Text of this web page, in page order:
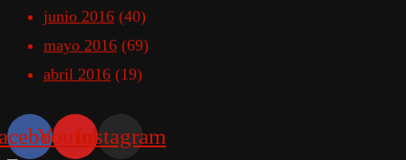
junio 2016 (40)
mayo 2016 (69)
abril 2016 (19)
YoutubeInstagram